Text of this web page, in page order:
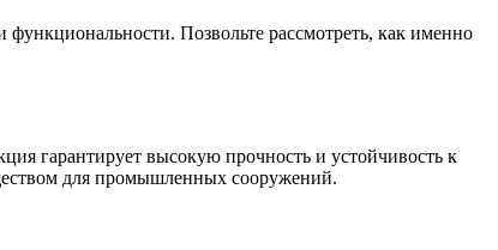
Позвольте рассмотреть, как именно
гарантирует высокую прочность и устойчивость к
для промышленных сооружений.